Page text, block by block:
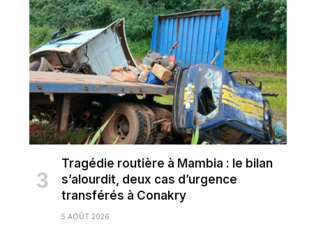
Tragédie routière à Mambia : le bilan
s’alourdit, deux cas d’urgence
transférés à Conakry
5 AOÛT 2026